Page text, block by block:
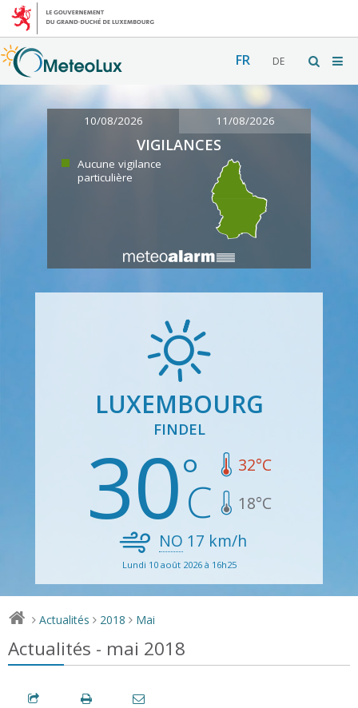
FR DE
10/08/2026 11/08/2026
VIGILANCES
Aucune vigilance
particulière
LUXEMBOURG
FINDEL
30 32°C
18°C
NO 17 km/h
Lundi 10 août 2026 à 16h25
> Actualités > 2018 > Mai
Actualités - mai 2018